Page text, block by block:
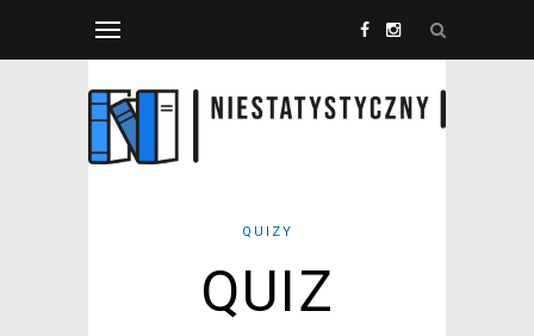
QUIZY
QUIZ